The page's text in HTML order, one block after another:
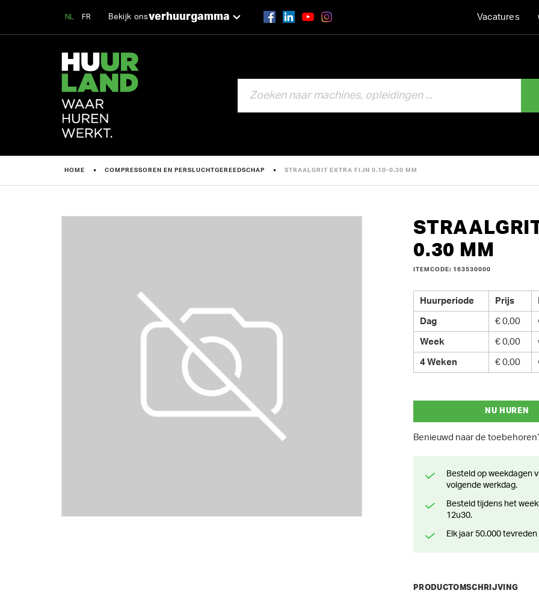
NL FR Bekijk onsverhuurgamma Vacatures
HOME COMPRESSOREN EN PERSLUCHTGEREEDSCHAP STRAALGRIT EXTRA FIJN 0.10-0.30 MM
0.30 MM
ITEMCODE: 163530000
Huurperiode Prijs
Dag € 0,00
Week € 0,00
4 Weken € 0,00
NU HUREN
Benieuwd naar de
Besteld op weekdagen voor 13 uur? Klaar voor levering of afhaling de
volgende werkdag.
Besteld tijdens het weekend? Klaar voor levering of afhaling vanaf maandag
12u30.
Elk jaar 50.000
PRODUCTOMSCHRIJVING